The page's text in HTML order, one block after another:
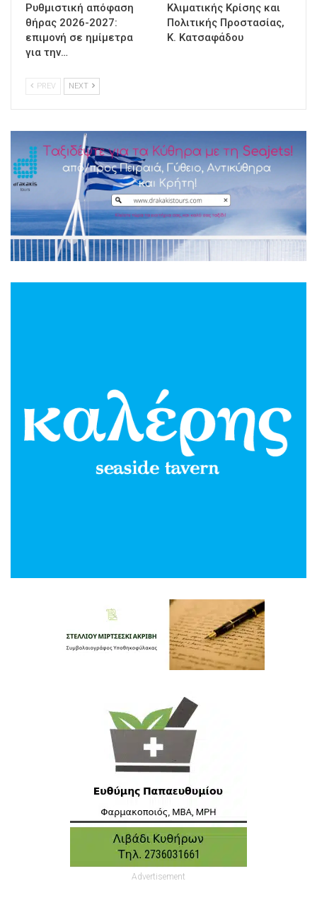
Ρυθμιστική απόφαση
θήρας 2026-2027:
επιμονή σε ημίμετρα
για την…
Κλιματικής Κρίσης και
Πολιτικής Προστασίας,
Κ. Κατσαφάδου
PREV NEXT
Advertisement